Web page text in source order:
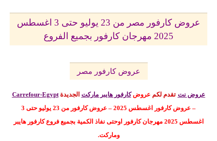
عروض كارفور مصر من 23 يوليو حتى 3 اغسطس
2025 مهرجان كارفور بجميع الفروع
عروض كارفور مصر
عروض نت تقدم لكم عروضكارفور هايبر ماركت الجديدةCarrefour-Egypt
– عروض كارفور اغسطس 2025 – عروض كارفور من 23 يوليو حتى 3
اغسطس 2025 مهرجان كارفور
اوحتى نفاذ الكمية بجميع فروع كارفور هايبر
وماركت.